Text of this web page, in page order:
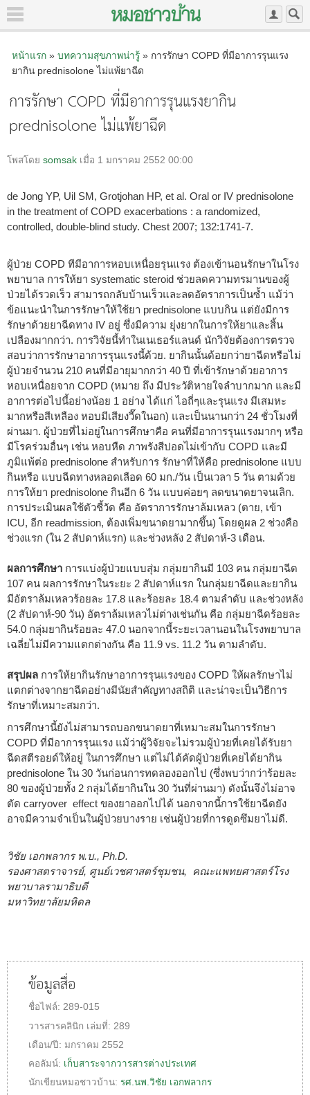
หน้าแรก» บทความสุขภาพน่ารู้» การรักษา COPD ที่มีอาการรุนแรง
ยากิน prednisolone ไม่แพ้ยาฉีด
การรักษา COPD ที่มีอาการรุนแรงยากิน
prednisolone ไม่แพ้ยาฉีด
โพสโดย somsak เมื่อ 1 มกราคม 2552 00:00
de Jong YP, Uil SM, Grotjohan HP, et al. Oral or IV prednisolone
in the treatment of COPD exacerbations : a randomized,
controlled, double-blind study. Chest 2007; 132:1741-7.
ผู้ป่วย COPD ทีมีอาการหอบเหนื่อยรุนแรง ต้องเข้านอนรักษาในโรง
พยาบาล การให้ยา systematic steroid ช่วยลดความทรมานของผู้
ป่วยได้รวดเร็ว สามารถกลับบ้านเร็วและลดอัตราการเป็นซ้ำ แม้ว่า
ข้อแนะนำในการรักษาให้ใช้ยา prednisolone แบบกิน แต่ยังมีการ
รักษาด้วยยาฉีดทาง IV อยู่ ซึ่งมีความ ยุ่งยากในการให้ยาและสิ้น
เปลืองมากกว่า. การวิจัยนี้ทำในเนเธอร์แลนด์ นักวิจัยต้องการตรวจ
สอบว่าการรักษาอาการรุนแรงนี้ด้วย. ยากินนั้นด้อยกว่ายาฉีดหรือไม่
ผู้ป่วยจำนวน 210 คนที่มีอายุมากกว่า 40 ปี ที่เข้ารักษาด้วยอาการ
หอบเหนื่อยจาก COPD (หมาย ถึง มีประวัติหายใจลำบากมาก และมี
อาการต่อไปนี้อย่างน้อย 1 อย่าง ได้แก่ ไอถี่ๆและรุนแรง มีเสมหะ
มากหรือสีเหลือง หอบมีเสียงวี๊ดในอก) และเป็นนานกว่า 24 ชั่วโมงที่
ผ่านมา. ผู้ป่วยที่ไม่อยู่ในการศึกษาคือ คนที่มีอาการรุนแรงมากๆ หรือ
มีโรคร่วมอื่นๆ เช่น หอบหืด ภาพรังสีปอดไม่เข้ากับ COPD และมี
ภูมิแพ้ต่อ prednisolone สำหรับการ รักษาที่ให้คือ prednisolone แบบ
กินหรือ แบบฉีดทางหลอดเลือด 60 มก./วัน เป็นเวลา 5 วัน ตามด้วย
การให้ยา prednisolone กินอีก 6 วัน แบบค่อยๆ ลดขนาดยาจนเลิก.
การประเมินผลใช้ตัวชี้วัด คือ อัตราการรักษาล้มเหลว (ตาย, เข้า
ICU, อีก readmission, ต้องเพิ่มขนาดยามากขึ้น) โดยดูผล 2 ช่วงคือ
ช่วงแรก (ใน 2 สัปดาห์แรก) และช่วงหลัง 2 สัปดาห์-3 เดือน.
ผลการศึกษา การแบ่งผู้ป่วยแบบสุ่ม กลุ่มยากินมี 103 คน กลุ่มยาฉีด
107 คน ผลการรักษาในระยะ 2 สัปดาห์แรก ในกลุ่มยาฉีดและยากิน
มีอัตราล้มเหลวร้อยละ 17.8 และร้อยละ 18.4 ตามลำดับ และช่วงหลัง
(2 สัปดาห์-90 วัน) อัตราล้มเหลวไม่ต่างเช่นกัน คือ กลุ่มยาฉีดร้อยละ
54.0 กลุ่มยากินร้อยละ 47.0 นอกจากนี้ระยะเวลานอนในโรงพยาบาล
เฉลี่ยไม่มีความแตกต่างกัน คือ 11.9 vs. 11.2 วัน ตามลำดับ.
สรุปผล การให้ยากินรักษาอาการรุนแรงของ COPD ให้ผลรักษาไม่
แตกต่างจากยาฉีดอย่างมีนัยสำคัญทางสถิติ และน่าจะเป็นวิธีการ
รักษาที่เหมาะสมกว่า.
การศึกษานี้ยังไม่สามารถบอกขนาดยาที่เหมาะสมในการรักษา
COPD ที่มีอาการรุนแรง แม้ว่าผู้วิจัยจะไม่รวมผู้ป่วยที่เคยได้รับยา
ฉีดสตีรอยด์ให้อยู่ ในการศึกษา แต่ไม่ได้คัดผู้ป่วยที่เคยได้ยากิน
prednisolone ใน 30 วันก่อนการทดลองออกไป (ซึ่งพบว่ากว่าร้อยละ
80 ของผู้ป่วยทั้ง 2 กลุ่มได้ยากินใน 30 วันที่ผ่านมา) ดังนั้นจึงไม่อาจ
ตัด carryover effect ของยาออกไปได้ นอกจากนี้การใช้ยาฉีดยัง
อาจมีความจำเป็นในผู้ป่วยบางราย เช่นผู้ป่วยที่การดูดซึมยาไม่ดี.
วิชัย เอกพลากร พ.บ., Ph.D.
รองศาสตราจารย์, ศูนย์เวชศาสตร์ชุมชน, คณะแพทยศาสตร์โรง
พยาบาลรามาธิบดี
มหาวิทยาลัยมหิดล
ข้อมูลสื่อ
ชื่อไฟล์: 289-015
วารสารคลินิก เล่มที่: 289
เดือน/ปี: มกราคม 2552
คอลัมน์: เก็บสาระจากวารสารต่างประเทศ
นักเขียนหมอชาวบ้าน: รศ.นพ.วิชัย เอกพลากร